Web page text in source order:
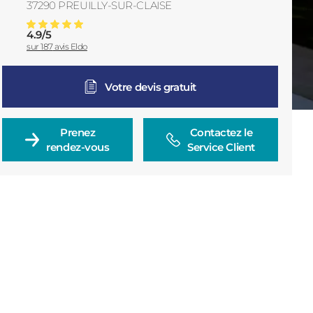
Consulter
37290 PREUILLY-SUR-CLAISE
France
Menuiserie Preuilly-Sur-Claise
Note moyenne :
4.9/5
sur187avis Eldo
Votre devis gratuit
Prenez
rendez-vous
Contactez le
Service Client